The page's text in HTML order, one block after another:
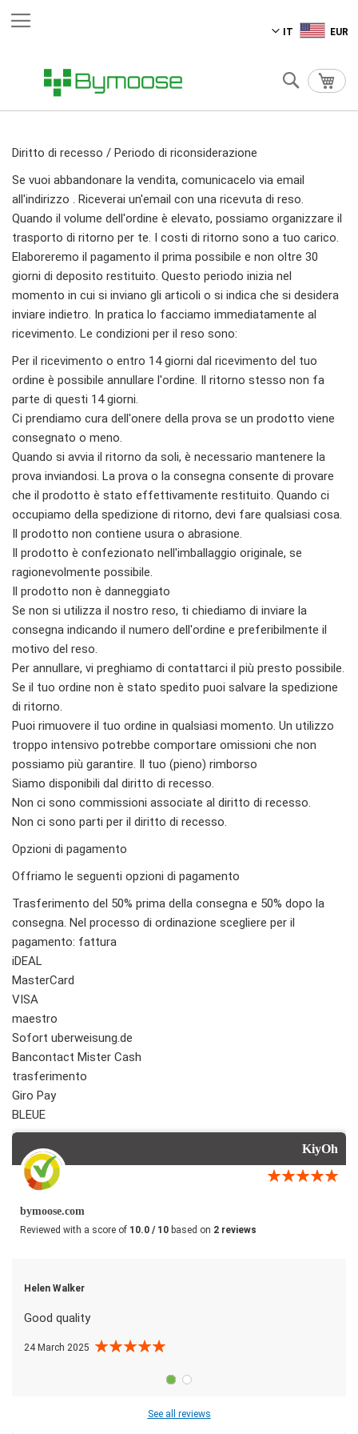
IT EUR
Salta
Cerca
Diritto di recesso / Periodo di riconsiderazione
Se vuoi abbandonare la vendita, comunicacelo via email
all'indirizzo . Riceverai un'email con una ricevuta di reso.
Quando il volume dell'ordine è elevato, possiamo organizzare il
trasporto di ritorno per te. I costi di ritorno sono a tuo carico.
Elaboreremo il pagamento il prima possibile e non oltre 30
giorni di deposito restituito. Questo periodo inizia nel
momento in cui si inviano gli articoli o si indica che si desidera
inviare indietro. In pratica lo facciamo immediatamente al
ricevimento. Le condizioni per il reso sono:
Per il ricevimento o entro 14 giorni dal ricevimento del tuo
ordine è possibile annullare l'ordine. Il ritorno stesso non fa
parte di questi 14 giorni.
Ci prendiamo cura dell'onere della prova se un prodotto viene
consegnato o meno.
Quando si avvia il ritorno da soli, è necessario mantenere la
prova inviandosi. La prova o la consegna consente di provare
che il prodotto è stato effettivamente restituito. Quando ci
occupiamo della spedizione di ritorno, devi fare qualsiasi cosa.
Il prodotto non contiene usura o abrasione.
Il prodotto è confezionato nell'imballaggio originale, se
ragionevolmente possibile.
Il prodotto non è danneggiato
Se non si utilizza il nostro reso, ti chiediamo di inviare la
consegna indicando il numero dell'ordine e preferibilmente il
motivo del reso.
Per annullare, vi preghiamo di contattarci il più presto possibile.
Se il tuo ordine non è stato spedito puoi salvare la spedizione
di ritorno.
Puoi rimuovere il tuo ordine in qualsiasi momento. Un utilizzo
troppo intensivo potrebbe comportare omissioni che non
possiamo più garantire. Il tuo (pieno) rimborso
Siamo disponibili dal diritto di recesso.
Non ci sono commissioni associate al diritto di recesso.
Non ci sono parti per il diritto di recesso.
Opzioni di pagamento
Offriamo le seguenti opzioni di pagamento
Trasferimento del 50% prima della consegna e 50% dopo la
consegna. Nel processo di ordinazione scegliere per il
pagamento: fattura
iDEAL
MasterCard
VISA
maestro
Sofort uberweisung.de
Bancontact Mister Cash
trasferimento
Giro Pay
BLEUE
KiyOh
bymoose.com
Reviewed with a score of 10.0 / 10 based on 2 reviews
Helen Walker
Good quality
24 March 2025
See all reviews